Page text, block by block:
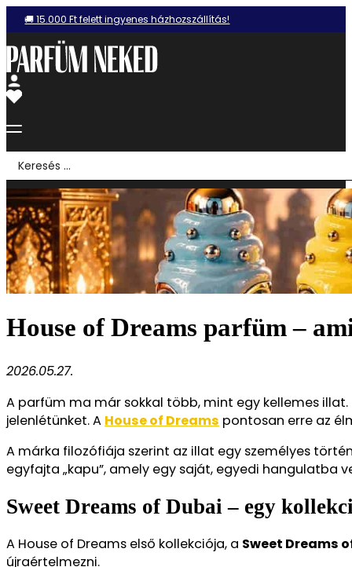
🚚 15.000 Ft felett ingyenes házhozszállítás!
Search
...
House of Dreams parfüm –
2026.05.27.
A parfüm ma már sokkal több, mint egy kellemes
jelenlétünket. A House of Dreams pontosan erre az
A márka filozófiája szerint az illat egy személyes
egyfajta „kapu”, amely egy saját, egyedi hangulatba
Sweet Dreams of Dubai – egy
A House of Dreams első kollekciója, a Sweet Dreams
újraértelmezni.